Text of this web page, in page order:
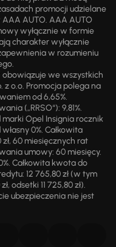
promocji udzielane
AUTO. AAA AUTO
wyłącznie w formie
charakter wyłącznie
w rozumieniu
obowiązuje we wszystkich
o.o. Promocja polega na
od 6,65%.
(„RRSO“): 9,81%.
Opel Insignia rocznik
0%. Całkowita
60 miesięcznych rat
umowy: 60 miesięcy.
Całkowita kwota do
12 765,80 zł (w tym
odsetki 11 725,80 zł).
ubezpieczenia nie jest